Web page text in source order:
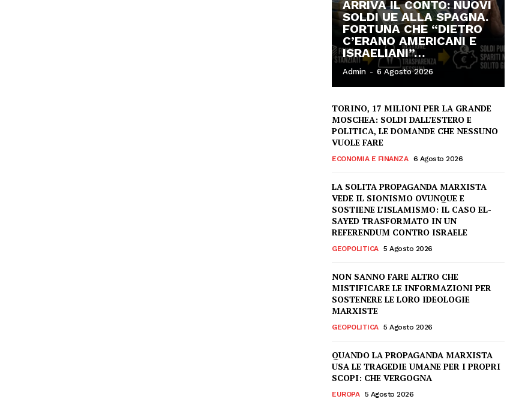
ARRIVA IL CONTO: NUOVI
SOLDI UE ALLA SPAGNA.
FORTUNA CHE “DIETRO
C’ERANO AMERICANI E
ISRAELIANI”…
Admin - 6 Agosto 2026
TORINO, 17 MILIONI PER LA GRANDE
MOSCHEA: SOLDI DALL’ESTERO E
POLITICA, LE DOMANDE CHE NESSUNO
VUOLE FARE
ECONOMIA E FINANZA 6 Agosto 2026
LA SOLITA PROPAGANDA MARXISTA
VEDE IL SIONISMO OVUNQUE E
SOSTIENE L’ISLAMISMO: IL CASO EL-
SAYED TRASFORMATO IN UN
REFERENDUM CONTRO ISRAELE
GEOPOLITICA 5 Agosto 2026
NON SANNO FARE ALTRO CHE
MISTIFICARE LE INFORMAZIONI PER
SOSTENERE LE LORO IDEOLOGIE
MARXISTE
GEOPOLITICA 5 Agosto 2026
QUANDO LA PROPAGANDA MARXISTA
USA LE TRAGEDIE UMANE PER I PROPRI
SCOPI: CHE VERGOGNA
EUROPA 5 Agosto 2026